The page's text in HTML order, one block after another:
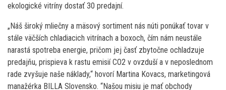
ekologické vitríny dostať 30 predajní.
„Náš široký mliečny a mäsový sortiment nás núti ponúkať tovar v
stále väčších chladiacich vitrínach a boxoch, čím nám neustále
narastá spotreba energie, pričom jej časť zbytočne ochladzuje
predajňu, prispieva k rastu emisií CO2 v ovzduší a v neposlednom
rade zvyšuje naše náklady,“ hovorí Martina Kovacs, marketingová
manažérka BILLA Slovensko. “Našou misiu je mať obchody